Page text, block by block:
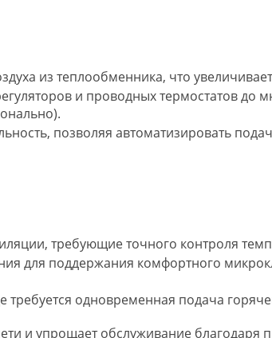
из теплообменника, что
и проводных термостатов
позволяя автоматизировать
требующие точного контроля
поддержания комфортного
одновременная подача
и упрощает обслуживание